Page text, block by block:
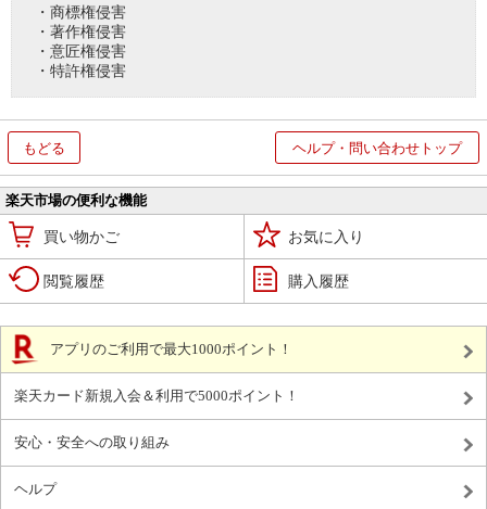
・商標権侵害
・著作権侵害
・意匠権侵害
・特許権侵害
もどる ヘルプ・問い合わせトップ
楽天市場の便利な機能
買い物かご お気に入り
閲覧履歴 購入履歴
アプリのご利用で最大1000ポイント！
楽天カード新規入会＆利用で5000ポイント！
安心・安全への取り組み
ヘルプ